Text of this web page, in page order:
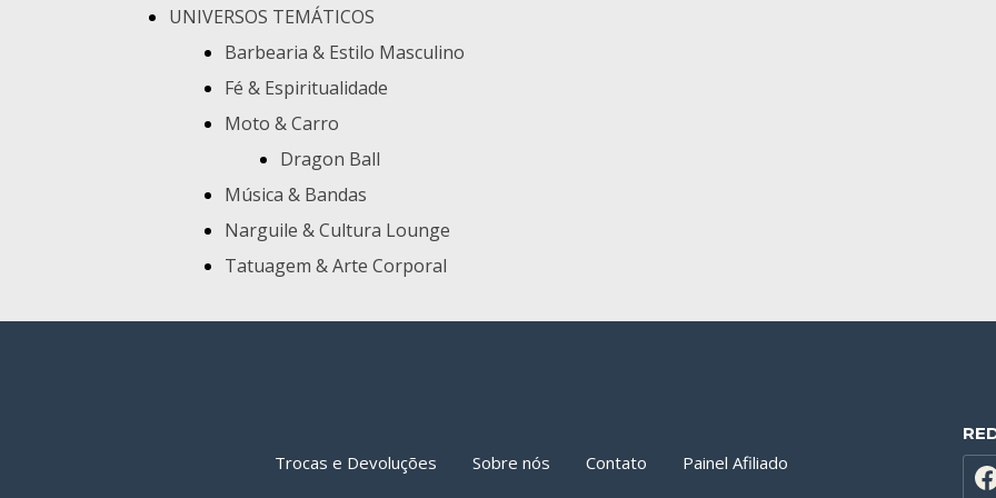
UNIVERSOS TEMÁTICOS
Barbearia & Estilo Masculino
Fé & Espiritualidade
Moto & Carro
Dragon Ball
Música & Bandas
Narguile & Cultura Lounge
Tatuagem & Arte Corporal
Trocas e Devoluções Sobre nós Contato Painel Afiliado